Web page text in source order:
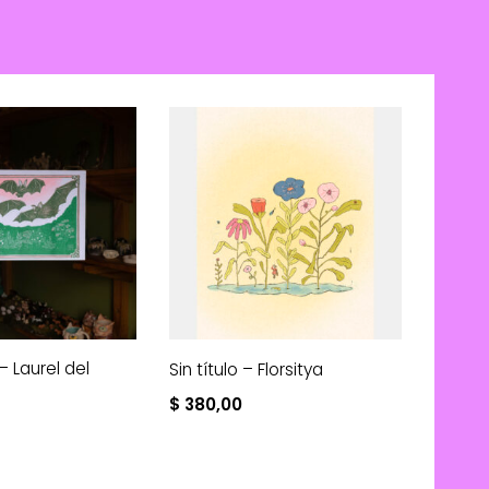
Laurel del
Sin título – Florsitya
$ 380,00